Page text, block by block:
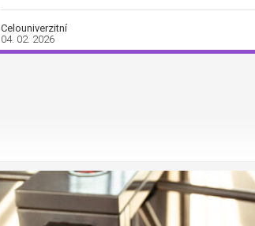
Celouniverzitní
04. 02. 2026